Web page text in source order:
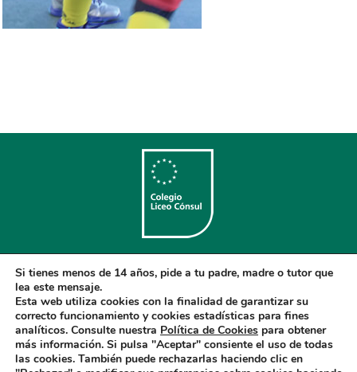
Copyright © 2018. Colegio Liceo Cónsul. Todos los Derechos
Reservados.
Aviso Legal-Política de privacidad-Política de cookies
Si tienes menos de 14 años, pide a tu padre, madre o tutor que
lea este mensaje.
Esta web utiliza cookies con la finalidad de garantizar su
correcto funcionamiento y cookies estadísticas para fines
analíticos. Consulte nuestra Política de Cookies para obtener
más información. Si pulsa "Aceptar" consiente el uso de todas
las cookies. También puede rechazarlas haciendo clic en